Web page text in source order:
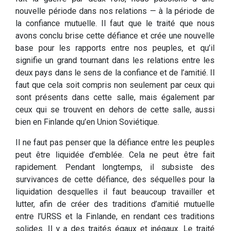
nouvelle période dans nos relations — à la période de
la confiance mutuelle. Il faut que le traité que nous
avons conclu brise cette défiance et crée une nouvelle
base pour les rapports entre nos peuples, et qu’il
signifie un grand tournant dans les relations entre les
deux pays dans le sens de la confiance et de l’amitié. Il
faut que cela soit compris non seulement par ceux qui
sont présents dans cette salle, mais également par
ceux qui se trouvent en dehors de cette salle, aussi
bien en Finlande qu’en Union Soviétique.
Il ne faut pas penser que la défiance entre les peuples
peut être liquidée d’emblée. Cela ne peut être fait
rapidement. Pendant longtemps, il subsiste des
survivances de cette défiance, des séquelles pour la
liquidation desquelles il faut beaucoup travailler et
lutter, afin de créer des traditions d’amitié mutuelle
entre l’URSS et la Finlande, en rendant ces traditions
solides. Il y a des traités égaux et inégaux. Le traité